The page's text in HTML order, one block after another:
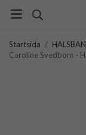
Startsida /
Caroline Svedbom -